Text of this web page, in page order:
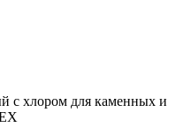
с хлором для каменных и